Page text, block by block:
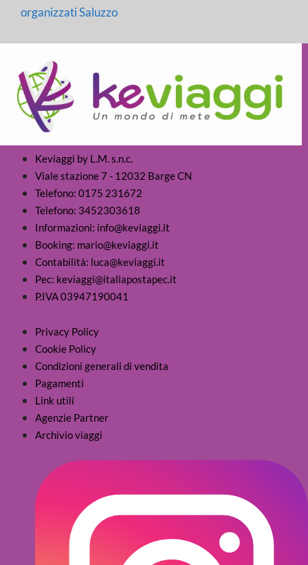
organizzati Saluzzo
Keviaggi by L.M. s.n.c.
Viale stazione 7 - 12032 Barge CN
Telefono: 0175 231672
Telefono: 3452303618
Informazioni: info@keviaggi.it
Booking: mario@keviaggi.it
Contabilità: luca@keviaggi.it
Pec: keviaggi@italiapostapec.it
P.IVA 03947190041
Privacy Policy
Cookie Policy
Condizioni generali di vendita
Pagamenti
Link utili
Agenzie Partner
Archivio viaggi